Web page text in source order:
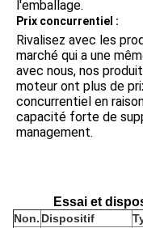
l'emballage.
Prix concurrentiel :
Rivalisez avec les
marché qui a une
avec nous, nos
moteur ont plus de
concurrentiel en
capacité forte de
management.
Essai et
Non. Dispositif